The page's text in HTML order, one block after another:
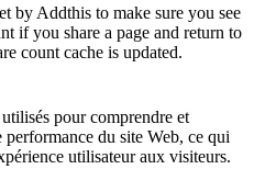
by Addthis to make sure you see
if you share a page and return to
count cache is updated.
pour comprendre et
du site Web, ce qui
utilisateur aux visiteurs.